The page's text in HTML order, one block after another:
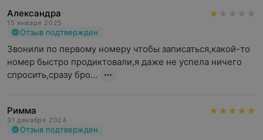
Александра
15 января 2025
Отзыв подтвержден
Звонили по первому номеру чтобы записаться,какой-то
номер быстро продиктовали,я даже не успела ничего
спросить,сразу бро...
Римма
31 декабря 2024
Отзыв подтвержден